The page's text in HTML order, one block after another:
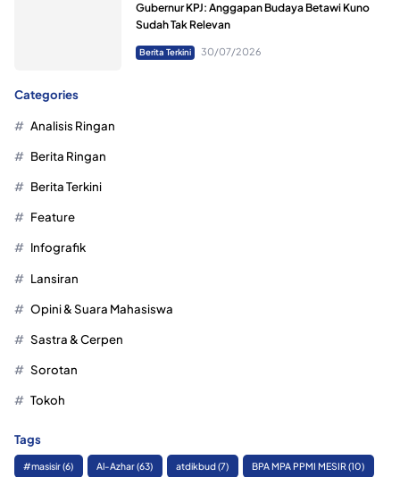
Gubernur KPJ: Anggapan Budaya Betawi Kuno
Sudah Tak Relevan
Berita Terkini 30/07/2026
Categories
Analisis Ringan
Berita Ringan
Berita Terkini
Feature
Infografik
Lansiran
Opini & Suara Mahasiswa
Sastra & Cerpen
Sorotan
Tokoh
Tags
#masisir(6) Al-Azhar(63) atdikbud(7) BPA MPA PPMI MESIR(10)